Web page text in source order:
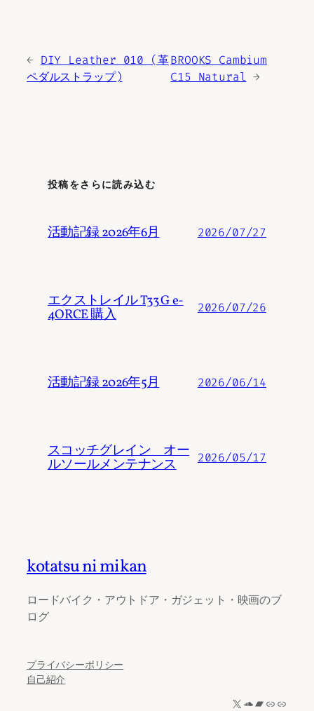
← DIY Leather 010 (革
ペダルストラップ)
BROOKS Cambium
C15 Natural →
投稿をさらに読み込む
活動記録 2026年6月 2026/07/27
エクストレイル T33 G e-
4ORCE 購入 2026/07/26
活動記録 2026年5月 2026/06/14
スコッチグレイン オー
ルソールメンテナンス 2026/05/17
kotatsu ni mikan
ロードバイク・アウトドア・ガジェット・映画のブ
ログ
プライバシーポリシー
自己紹介
X SoundCloud
Bandcamp
リンクリンク